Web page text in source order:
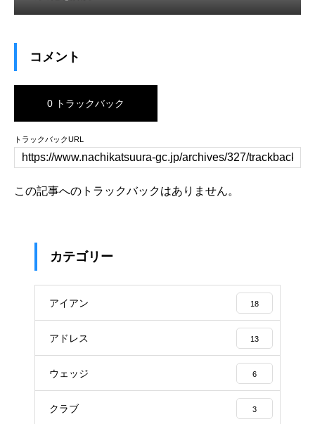
コメント
0 トラックバック
トラックバックURL
この記事へのトラックバックはありません。
カテゴリー
アイアン 18
アドレス 13
ウェッジ 6
クラブ 3